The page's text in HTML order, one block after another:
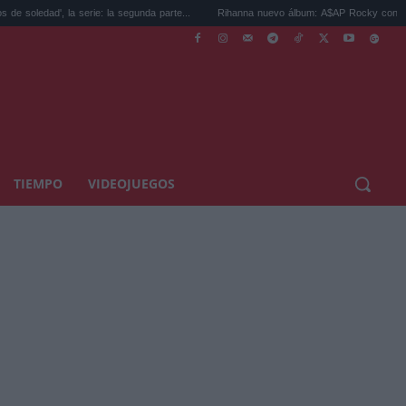
serie: la segunda parte... Rihanna nuevo álbum: A$AP Rocky confirma que está
TIEMPO VIDEOJUEGOS